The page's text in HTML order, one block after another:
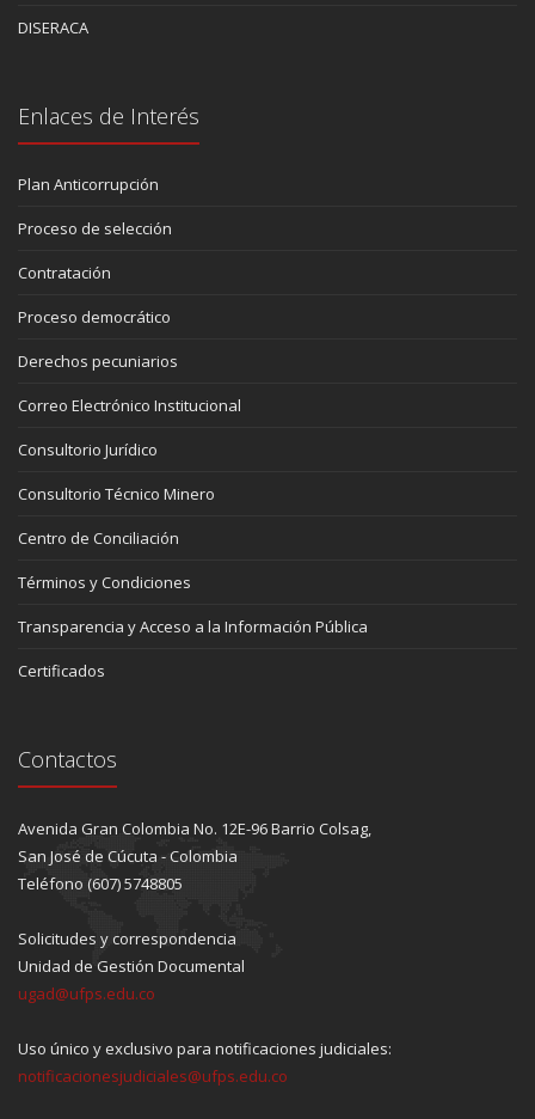
DISERACA
Enlaces de Interés
Plan Anticorrupción
Proceso de selección
Contratación
Proceso democrático
Derechos pecuniarios
Correo Electrónico Institucional
Consultorio Jurídico
Consultorio Técnico Minero
Centro de Conciliación
Términos y Condiciones
Transparencia y Acceso a la Información Pública
Certificados
Contactos
Avenida Gran Colombia No. 12E-96 Barrio Colsag,
San José de Cúcuta - Colombia
Teléfono (607) 5748805
Solicitudes y correspondencia
Unidad de Gestión Documental
ugad@ufps.edu.co
Uso único y exclusivo para notificaciones judiciales:
notificacionesjudiciales@ufps.edu.co